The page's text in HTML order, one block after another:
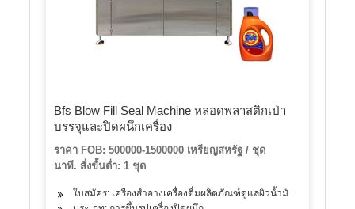
Bfs Blow Fill Seal Machine หลอดพลาสติกเป่า
บรรจุและปิดผนึกเครื่อง
ราคา FOB: 500000-1500000 เหรียญสหรัฐ / ชุด
นาที. สั่งขั้นต่ำ: 1 ชุด
ใบสมัคร: เครื่องสำอางเครื่องดื่มผลิตภัณฑ์ดูแลผิวน้ำมันยา